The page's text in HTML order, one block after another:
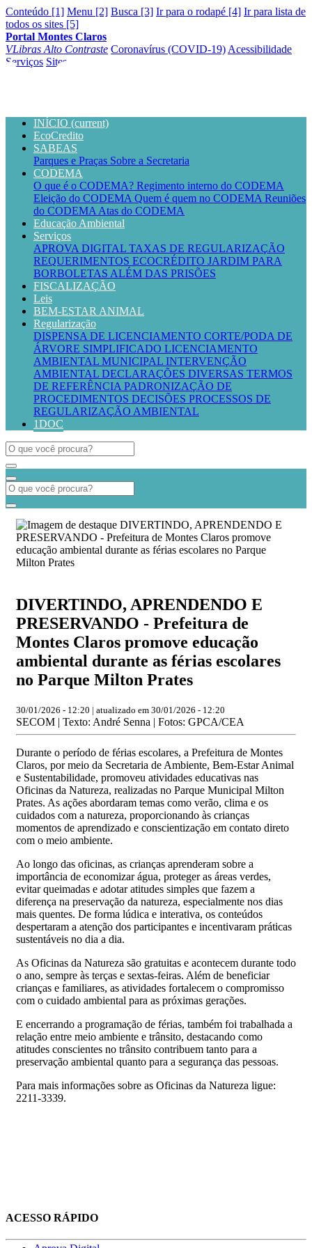
Conteúdo [1] Menu [2] Busca [3] Ir para o rodapé [4] Ir para lista de
todos os sites [5]
Portal Montes Claros
VLibras Alto Contraste Coronavírus (COVID-19) Acessibilidade
Serviços Sites
INÍCIO (current)
EcoCredito
SABEAS
Parques e Praças Sobre a Secretaria
CODEMA
O que é o CODEMA? Regimento interno do CODEMA
Eleição do CODEMA Quem é quem no CODEMA Reuniões
do CODEMA Atas do CODEMA
Educação Ambiental
Serviços
APROVA DIGITAL TAXAS DE REGULARIZAÇÃO
REQUERIMENTOS ECOCRÉDITO JARDIM PARA
BORBOLETAS ALÉM DAS PRISÕES
FISCALIZAÇÃO
Leis
BEM-ESTAR ANIMAL
Regularização
DISPENSA DE LICENCIAMENTO CORTE/PODA DE
ÁRVORE SIMPLIFICADO LICENCIAMENTO
AMBIENTAL MUNICIPAL INTERVENÇÃO
AMBIENTAL DECLARAÇÕES DIVERSAS TERMOS
DE REFERÊNCIA PADRONIZAÇÃO DE
PROCEDIMENTOS DECISÕES PROCESSOS DE
REGULARIZAÇÃO AMBIENTAL
1DOC
DIVERTINDO, APRENDENDO E
PRESERVANDO - Prefeitura de
Montes Claros promove educação
ambiental durante as férias escolares
no Parque Milton Prates
30/01/2026 - 12:20 | atualizado em 30/01/2026 - 12:20
SECOM | Texto: André Senna | Fotos: GPCA/CEA
Durante o período de férias escolares, a Prefeitura de Montes
Claros, por meio da Secretaria de Ambiente, Bem-Estar Animal
e Sustentabilidade, promoveu atividades educativas nas
Oficinas da Natureza, realizadas no Parque Municipal Milton
Prates. As ações abordaram temas como verão, clima e os
cuidados com a natureza, proporcionando às crianças
momentos de aprendizado e conscientização em contato direto
com o meio ambiente.
Ao longo das oficinas, as crianças aprenderam sobre a
importância de economizar água, proteger as áreas verdes,
evitar queimadas e adotar atitudes simples que fazem a
diferença na preservação da natureza, especialmente nos dias
mais quentes. De forma lúdica e interativa, os conteúdos
despertaram a atenção dos participantes e incentivaram práticas
sustentáveis no dia a dia.
As Oficinas da Natureza são gratuitas e acontecem durante todo
o ano, sempre às terças e sextas-feiras. Além de beneficiar
crianças e familiares, as atividades fortalecem o compromisso
com o cuidado ambiental para as próximas gerações.
E encerrando a programação de férias, também foi trabalhada a
relação entre meio ambiente e trânsito, destacando como
atitudes conscientes no trânsito contribuem tanto para a
preservação ambiental quanto para a segurança das pessoas.
Para mais informações sobre as Oficinas da Natureza ligue:
2211-3339.
ACESSO RÁPIDO